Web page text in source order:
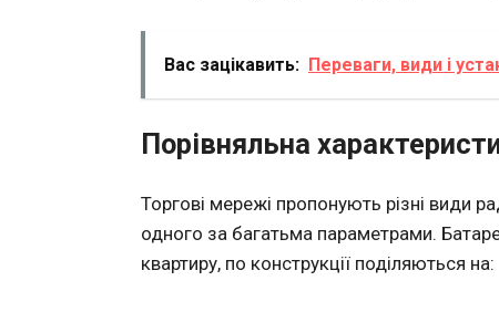
Вас зацікавить: Переваги, види і
Порівняльна
Торгові мережі пропонують різні види
одного за багатьма параметрами.
квартиру, по конструкції поділяються на: